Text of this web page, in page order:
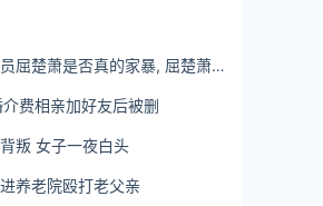
屈楚萧是否真的家暴, 屈楚萧
费相亲加好友后被删
叛 女子一夜白头
养老院殴打老父亲